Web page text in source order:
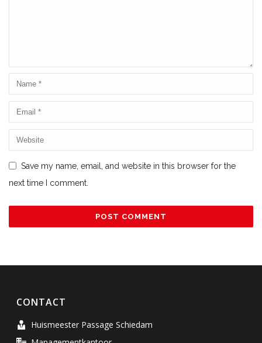
Save my name, email, and website in this browser for the
next time I comment.
CONTACT
Huismeester Passage Schiedam